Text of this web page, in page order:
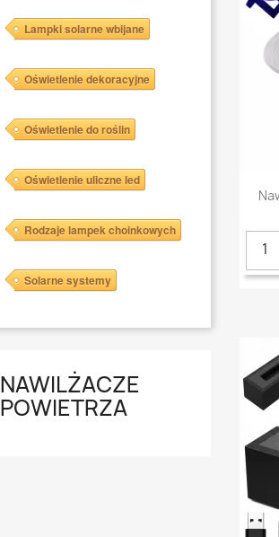
Lampki solarne wbijane
Oświetlenie dekoracyjne
Oświetlenie do roślin
Oświetlenie uliczne led
Rodzaje lampek choinkowych
Solarne systemy
NAWILŻACZE
POWIETRZA